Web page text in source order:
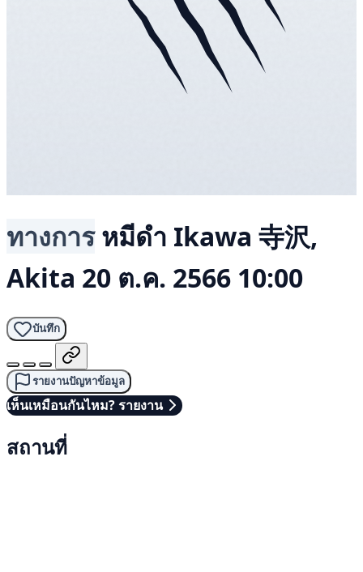
ทางการ หมีดำ Ikawa 寺沢,
Akita 20 ต.ค. 2566 10:00
บันทึก
รายงานปัญหาข้อมูล
เห็นเหมือนกันไหม? รายงาน
สถานที่